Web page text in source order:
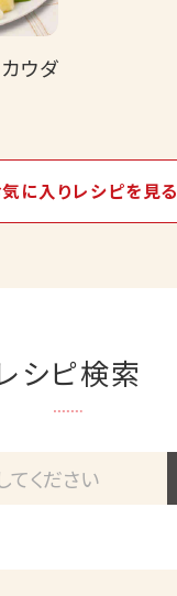
ウダ
に入りレシピを見る
シピ検索